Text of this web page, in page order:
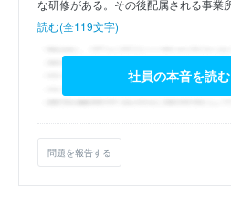
な研修がある。その後配属される事業
読む(全119文字)
社員の本音を読む
問題を報告する